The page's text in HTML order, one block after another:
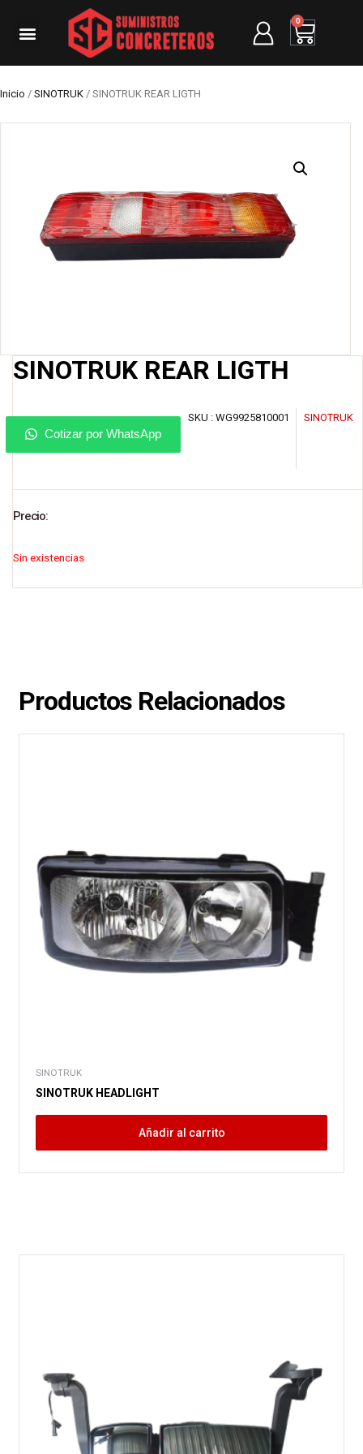
0
Inicio / SINOTRUK / SINOTRUK REAR LIGTH
SINOTRUK REAR LIGTH
Cotizar por WhatsApp
SKU : WG9925810001 SINOTRUK
Precio:
Sin existencias
Productos Relacionados
SINOTRUK
SINOTRUK HEADLIGHT
Añadir al carrito